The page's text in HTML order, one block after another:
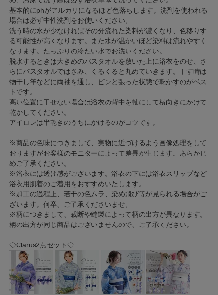
基本的にphがアルカリになるほど色落ちします。洗剤を使われる
場合は必ず中性洗剤をお使いください。
洗う時の水が少なければその分流れた染料が濃くなり、色移りす
る可能性が高くなります。また水が温かいほど染料は流れやすく
なります。たっぷりの冷たい水でお洗いください。
脱水するときは大きめのバスタオルを敷いた上に浴衣をのせ、さ
らにバスタオルではさみ、くるくると丸めていきます。干す時は
物干し竿などに両袖を通し、ピンと張った状態で乾かすのがベス
トです。
高い位置に干せない場合は浴衣の背中を軸にして横向きにかけて
乾かしてください。
アイロンは半乾きのうちにかけるのがコツです。
※商品の色味につきまして、実物に近づけるよう画像処理をして
おりますがお客様のモニターによって差異が生じます。あらかじ
めご了承ください。
※浴衣には透け感がございます。浴衣の下には浴衣スリップなど
浴衣用肌着のご着用をおすすめいたします。
※加工の過程上、若干の色ムラ、染め飛び等が見られる場合がご
ざいます。何卒、ご了承くださいませ。
※柄につきまして、裁断や縫製によって柄の出方が異なります。
柄の出方が同じ商品はございませんので、ご了承ください。
◇Clarus2点セット◇